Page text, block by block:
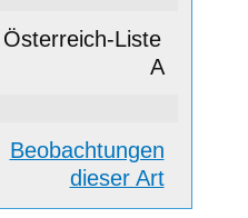
A
Beobachtungen
dieser Art